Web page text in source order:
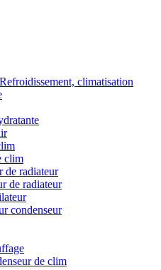
Refroidissement, climatisation
clim
de radiateur
de radiateur
condenseur
de clim